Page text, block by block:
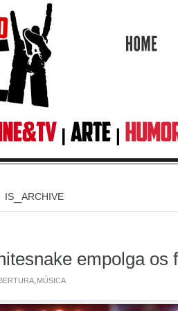
empolga os
, MÚSICA